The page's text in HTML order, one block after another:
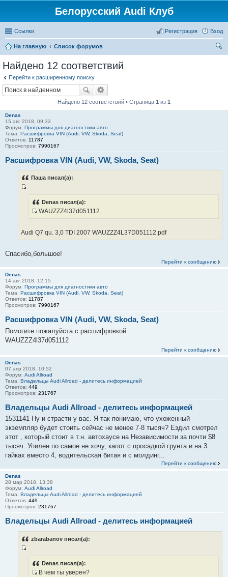
Белорусский Audi Клуб
Ссылки Вход
Регистрация
На главную
Список форумов
Найдено 12 соответствий
Перейти к расширенному поиску
Найдено 12 соответствий • Страница 1 из 1
Denas
15 авг 2018, 09:33
Форум: Программы для диагностики авто
Тема: Расшифровка VIN (Audi, VW, Skoda, Seat)
Ответов: 11787
Просмотров: 7990167
Расшифровка VIN (Audi, VW, Skoda, Seat)
Паша писал(а):
ч
н
к
ц
т
а
т
Denas писал(а):
т
ч
к
ц
и
а
ы
WAUZZZ4l37d051112
Audi Q7 qu. 3,0 TDI 2007 WAUZZZ4L37D051112.pdf
Спасибо,большое!
Перейти к сообщению
Denas
14 авг 2018, 12:15
Форум: Программы для диагностики авто
Тема: Расшифровка VIN (Audi, VW, Skoda, Seat)
Ответов: 11787
Просмотров: 7990167
Расшифровка VIN (Audi, VW, Skoda, Seat)
Помогите пожалуйста с расшифровкой
WAUZZZ4l37d051112
Перейти к сообщению
Denas
07 апр 2018, 10:52
Форум: Audi Allroad
Тема: Владельцы Audi Allroad - делитесь информацией
Ответов: 449
Просмотров: 231767
Владельцы Audi Allroad - делитесь информацией
1531141 Ну и страсти у вас. Я так понимаю, что ухоженный
экземпляр будет стоить сейчас не менее 7-8 тысяч? Ездил смотрел
этот , который стоит в т.н. автохаусе на Независимости за почти $8
тысяч. Упилен по самое не хочу, капот с просадкой грунта и на 3
гайках вместо 4, водительская битая и с молдинг...
Перейти к сообщению
Denas
28 мар 2018, 13:38
Форум: Audi Allroad
Тема: Владельцы Audi Allroad - делитесь информацией
Ответов: 449
Просмотров: 231767
Владельцы Audi Allroad - делитесь информацией
zbarabanov писал(а):
Denas писал(а):
В чем ты уверен?